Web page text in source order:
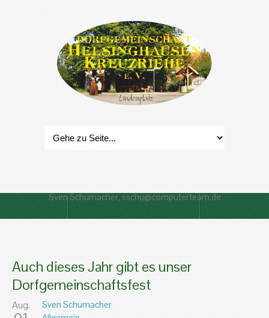
Sven Schumacher, sschu@computerteam.de
Auch dieses Jahr gibt es unser
Dorfgemeinschaftsfest
Aug.
Sven Schumacher